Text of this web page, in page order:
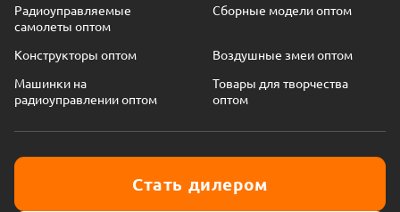
Радиоуправляемые
самолеты оптом
Сборные модели оптом
Конструкторы оптом
Воздушные змеи оптом
Машинки на
радиоуправлении оптом
Товары для творчества
оптом
Стать дилером